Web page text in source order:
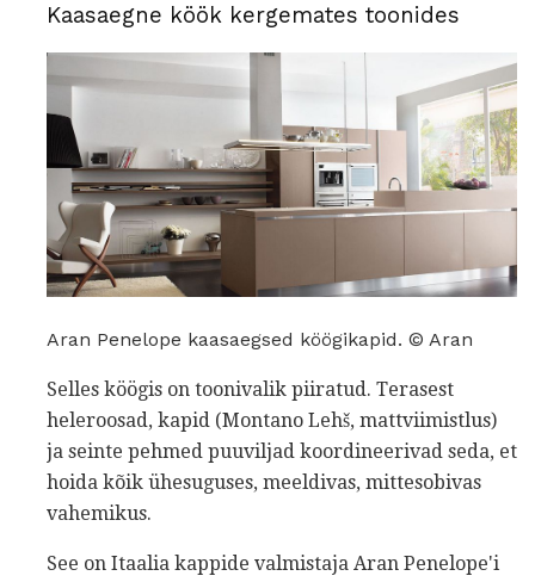
Kaasaegne köök kergemates toonides
Aran Penelope kaasaegsed köögikapid. © Aran
Selles köögis on toonivalik piiratud. Terasest
heleroosad, kapid (Montano Lehš, mattviimistlus)
ja seinte pehmed puuviljad koordineerivad seda, et
hoida kõik ühesuguses, meeldivas, mittesobivas
vahemikus.
See on Itaalia kappide valmistaja Aran Penelope'i